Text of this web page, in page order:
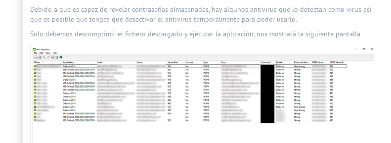
Debido a que es capaz de revelar contraseñas almacenadas, hay algunos antivirus que lo detectan como virus así
que es posible que tengas que desactivar el antivirus temporalmente para poder usarlo.
Solo debemos descomprimir el fichero descargado y ejecutar la aplicación, nos mostrará la siguiente pantalla